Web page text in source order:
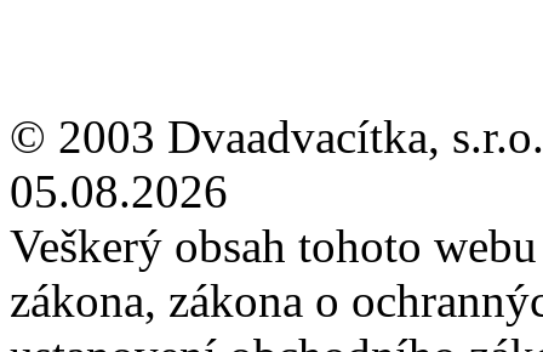
© 2003 Dvaadvacítka,
05.08.2026
Veškerý obsah tohoto
zákona, zákona o